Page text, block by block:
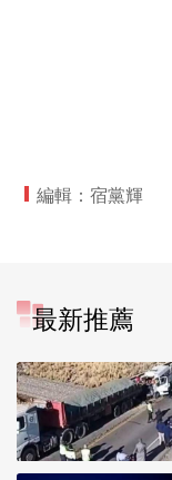
編輯：宿黨輝
最新推薦